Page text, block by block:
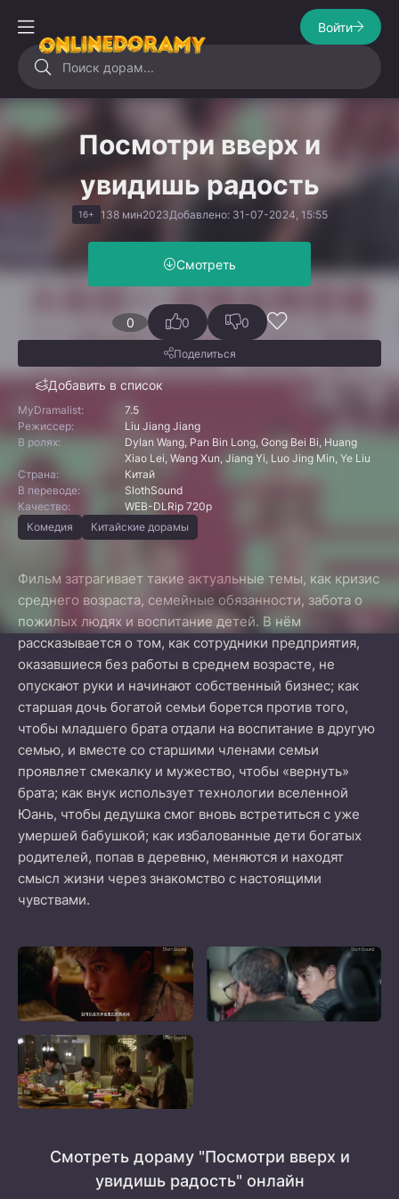
Войти
Посмотри вверх и
увидишь радость
16+ 138 мин2023Добавлено: 31-07-2024, 15:55
Смотреть
0
Добавить в список
0 0
Поделиться
MyDramalist:
7.5
Режиссер:
Liu Jiang Jiang
В ролях:
Dylan Wang, Pan Bin Long, Gong Bei Bi, Huang
Xiao Lei, Wang Xun, Jiang Yi, Luo Jing Min, Ye Liu
Страна:
Китай
В переводе:
SlothSound
Качество:
WEB-DLRip 720p
Комедия
Китайские дорамы
Фильм затрагивает такие актуальные темы, как кризис
среднего возраста, семейные обязанности, забота о
пожилых людях и воспитание детей. В нём
рассказывается о том, как сотрудники предприятия,
оказавшиеся без работы в среднем возрасте, не
опускают руки и начинают собственный бизнес; как
старшая дочь богатой семьи борется против того,
чтобы младшего брата отдали на воспитание в другую
семью, и вместе со старшими членами семьи
проявляет смекалку и мужество, чтобы «вернуть»
брата; как внук использует технологии вселенной
Юань, чтобы дедушка смог вновь встретиться с уже
умершей бабушкой; как избалованные дети богатых
родителей, попав в деревню, меняются и находят
смысл жизни через знакомство с настоящими
чувствами.
Смотреть дораму "Посмотри вверх и
увидишь радость" онлайн